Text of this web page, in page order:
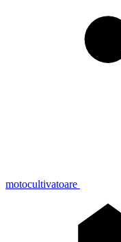
motocultivatoare